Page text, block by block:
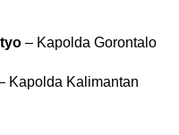
– Kapolda Gorontalo
Kapolda Kalimantan